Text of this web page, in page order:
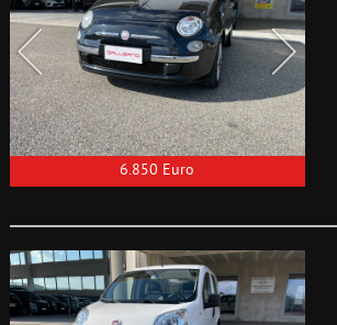
6.850 Euro